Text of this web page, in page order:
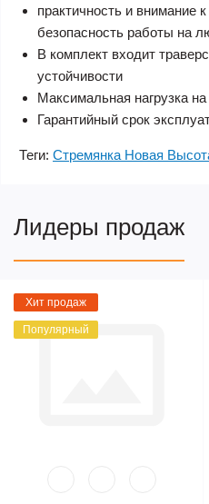
практичность и внимание
безопасность работы на
В комплект входит
устойчивости
Максимальная нагрузка на
Гарантийный срок
Теги: Стремянка Новая
Лидеры продаж
Хит продаж
Популярный